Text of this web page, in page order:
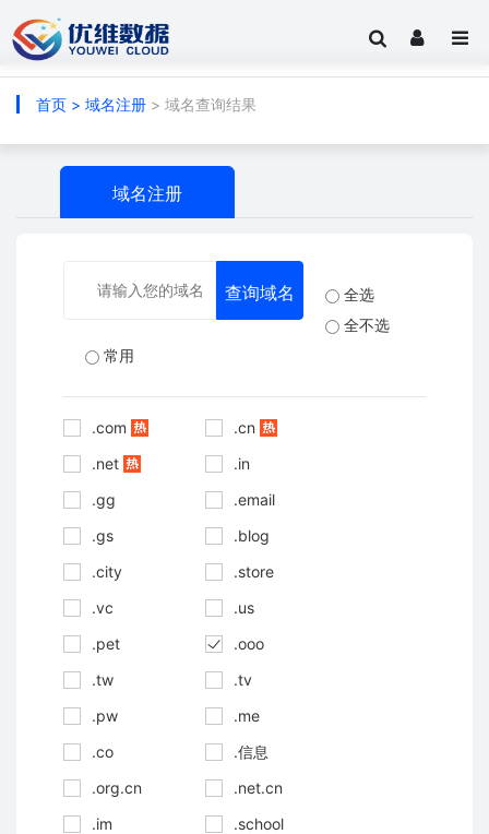
首页 > 域名注册 > 域名查询结果
域名注册
全选
全不选
常用
.com
.cn
.net
.in
.gg
.email
.gs
.blog
.city
.store
.vc
.us
.pet
.ooo
.tw
.tv
.pw
.me
.co
.信息
.org.cn
.net.cn
.im
.school